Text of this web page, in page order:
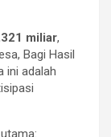
miliar,
Bagi Hasil
ini adalah